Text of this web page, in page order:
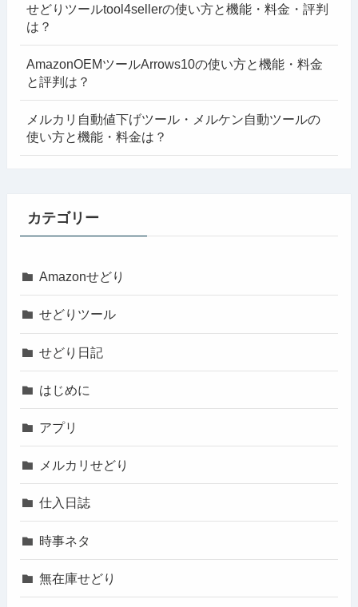
せどりツールtool4sellerの使い方と機能・料金・評判
は？
AmazonOEMツールArrows10の使い方と機能・料金
と評判は？
メルカリ自動値下げツール・メルケン自動ツールの
使い方と機能・料金は？
カテゴリー
Amazonせどり
せどりツール
せどり日記
はじめに
アプリ
メルカリせどり
仕入日誌
時事ネタ
無在庫せどり